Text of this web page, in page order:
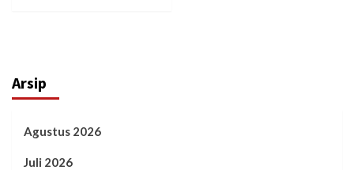
Arsip
Agustus 2026
Juli 2026